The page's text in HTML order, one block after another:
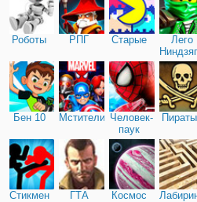
Роботы РПГ Старые
Лего
Бен 10 Мстители Человек-
паук
Пираты
Стикмен ГТА Космос